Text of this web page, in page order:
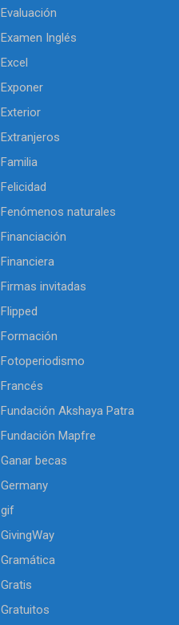
Evaluación
Examen Inglés
Excel
Exponer
Exterior
Extranjeros
Familia
Felicidad
Fenómenos naturales
Financiación
Financiera
Firmas invitadas
Flipped
Formación
Fotoperiodismo
Francés
Fundación Akshaya Patra
Fundación Mapfre
Ganar becas
Germany
gif
GivingWay
Gramática
Gratis
Gratuitos